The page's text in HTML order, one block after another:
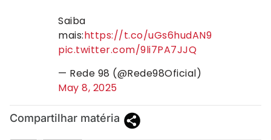
Saiba
mais:https://t.co/uGs6hudAN9
pic.twitter.com/9li7PA7JJQ
— Rede 98 (@Rede98Oficial)
May 8, 2025
Compartilhar matéria